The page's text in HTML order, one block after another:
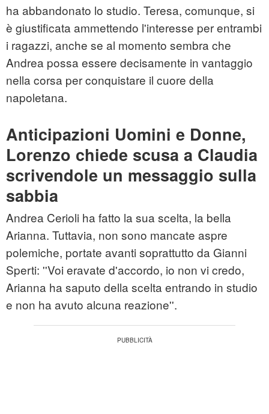
ha abbandonato lo studio. Teresa, comunque, si
è giustificata ammettendo l'interesse per entrambi
i ragazzi, anche se al momento sembra che
Andrea possa essere decisamente in vantaggio
nella corsa per conquistare il cuore della
napoletana.
Anticipazioni Uomini e Donne,
Lorenzo chiede scusa a Claudia
scrivendole un messaggio sulla
sabbia
Andrea Cerioli ha fatto la sua scelta, la bella
Arianna. Tuttavia, non sono mancate aspre
polemiche, portate avanti soprattutto da Gianni
Sperti: ''Voi eravate d'accordo, io non vi credo,
Arianna ha saputo della scelta entrando in studio
e non ha avuto alcuna reazione''.